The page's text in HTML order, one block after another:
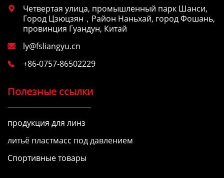

Четвертая улица, промышленный парк Шанси,
Город Цзюцзян，Район Наньхай, город Фошань,
провинция Гуандун, Китай
 ly@fsliangyu.cn
 +86-0757-86502229
Полезные ссылки
продукция для линз
литьё пластмасс под давлением
Спортивные товары